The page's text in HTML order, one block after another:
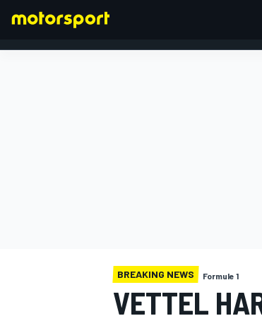
BREAKING NEWS Formule 1
VETTEL